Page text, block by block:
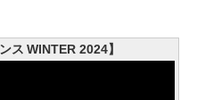
ス WINTER 2024】